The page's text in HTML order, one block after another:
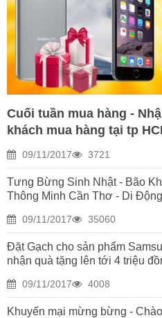
Cuối tuần mua hàng -
khách mua hàng tại tp
09/11/2017 3721
Tưng Bừng Sinh Nhật - Bão
Thông Minh Cần Thơ - Di
09/11/2017 35060
Đặt Gạch cho sản phẩm
nhận quà tặng lên tới 4 triệu
09/11/2017 4008
Khuyến mại mừng bừng -